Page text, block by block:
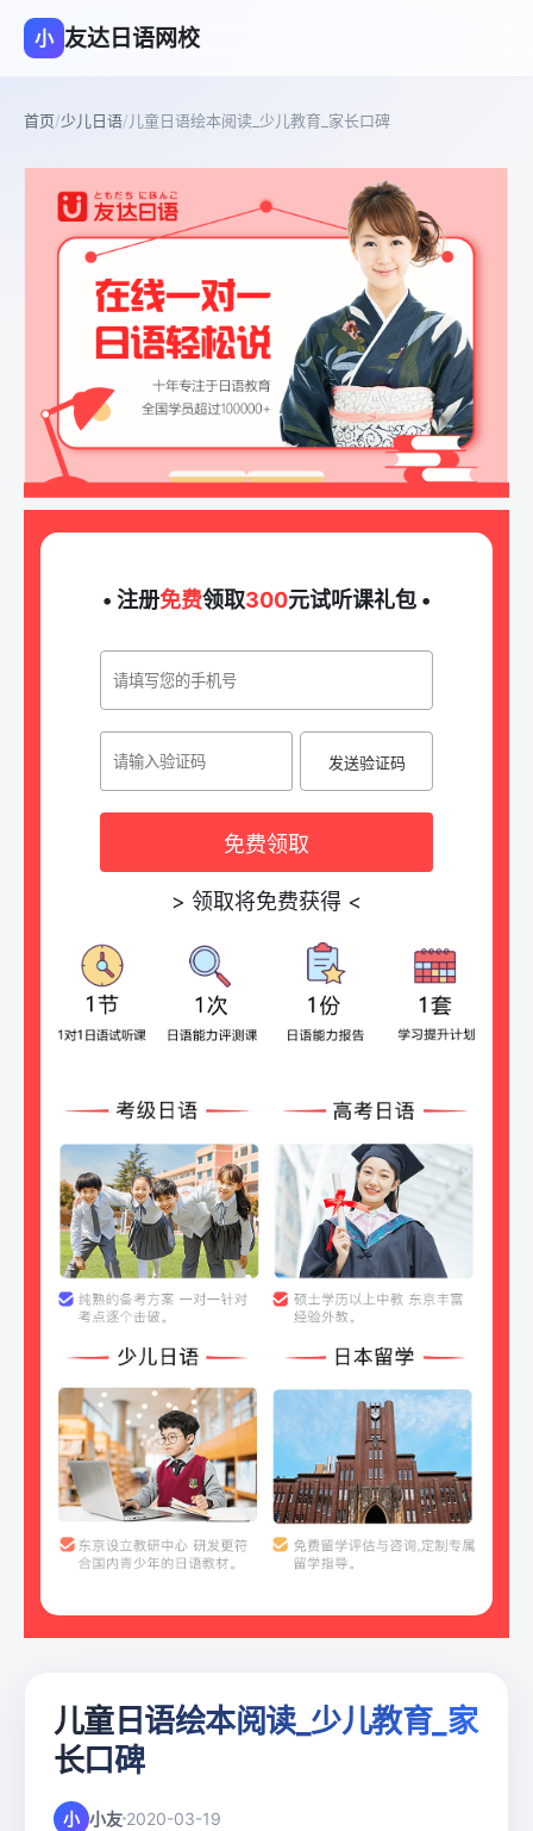
小 友达日语网校
首页/少儿日语/儿童日语绘本阅读_少儿教育_家长口碑
• 注册免费领取300元试听课礼包 •
发送验证码
免费领取
> 领取将免费获得 <
儿童日语绘本阅读_少儿教育_家
长口碑
小 小友 2020-03-19